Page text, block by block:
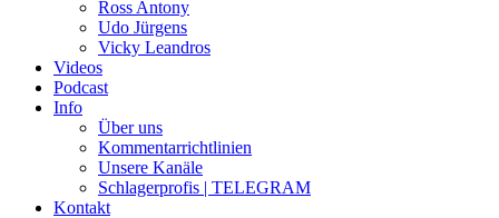
Ross Antony
Udo Jürgens
Vicky Leandros
Videos
Podcast
Info
Über uns
Kommentarrichtlinien
Unsere Kanäle
Schlagerprofis | TELEGRAM
Kontakt